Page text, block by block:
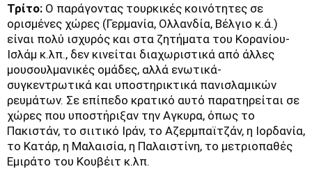
Τρίτο: Ο παράγοντας τουρκικές κοινότητες σε
ορισμένες χώρες (Γερμανία, Ολλανδία, Βέλγιο κ.ά.)
είναι πολύ ισχυρός και στα ζητήματα του Κορανίου-
Ισλάμ κ.λπ., δεν κινείται διαχωριστικά από άλλες
μουσουλμανικές ομάδες, αλλά ενωτικά-
συγκεντρωτικά και υποστηρικτικά πανισλαμικών
ρευμάτων. Σε επίπεδο κρατικό αυτό παρατηρείται σε
χώρες που υποστήριξαν την Αγκυρα, όπως το
Πακιστάν, το σιιτικό Ιράν, το Αζερμπαϊτζάν, η Ιορδανία,
το Κατάρ, η Μαλαισία, η Παλαιστίνη, το μετριοπαθές
Εμιράτο του Κουβέιτ κ.λπ.